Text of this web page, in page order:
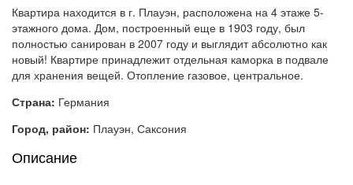
Квартира находится в г. Плауэн, расположена на 4 этаже 5-
этажного дома. Дом, построенный еще в 1903 году, был
полностью санирован в 2007 году и выглядит абсолютно как
новый! Квартире принадлежит отдельная каморка в подвале
для хранения вещей. Отопление газовое, центральное.
Страна: Германия
Город, район: Плауэн, Саксония
Описание